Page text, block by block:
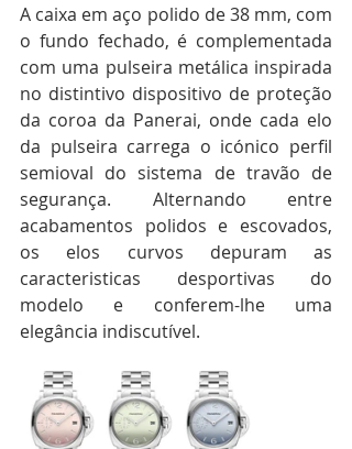
A caixa em aço polido de 38 mm, com
o fundo fechado, é complementada
com uma pulseira metálica inspirada
no distintivo dispositivo de proteção
da coroa da Panerai, onde cada elo
da pulseira carrega o icónico perfil
semioval do sistema de travão de
segurança. Alternando entre
acabamentos polidos e escovados,
os elos curvos depuram as
caracteristicas desportivas do
modelo e conferem-lhe uma
elegância indiscutível.